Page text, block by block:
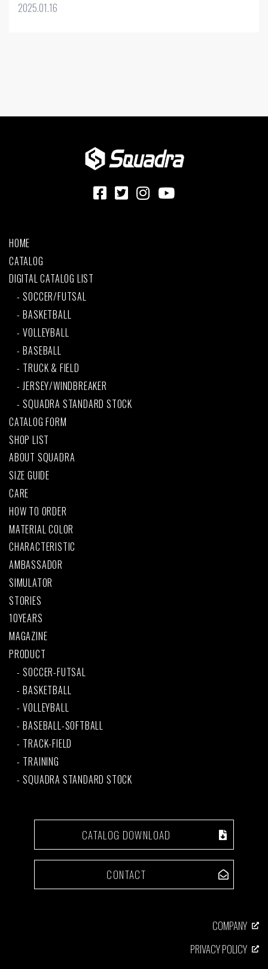
2025.01.16
HOME
CATALOG
DIGITAL CATALOG LIST
SOCCER/FUTSAL
BASKETBALL
VOLLEYBALL
BASEBALL
TRUCK & FIELD
JERSEY/WINDBREAKER
SQUADRA STANDARD STOCK
CATALOG FORM
SHOP LIST
ABOUT SQUADRA
SIZE GUIDE
CARE
HOW TO ORDER
MATERIAL COLOR
CHARACTERISTIC
AMBASSADOR
SIMULATOR
STORIES
10YEARS
MAGAZINE
PRODUCT
SOCCER-FUTSAL
BASKETBALL
VOLLEYBALL
BASEBALL-SOFTBALL
TRACK-FIELD
TRAINING
SQUADRA STANDARD STOCK
CATALOG DOWNLOAD
CONTACT
COMPANY
PRIVACY POLICY